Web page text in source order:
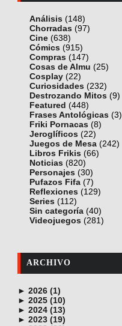
Análisis (148)
Chorradas (97)
Cine (638)
Cómics (915)
Compras (147)
Cosas de Almu (25)
Cosplay (22)
Curiosidades (232)
Destrozando Mitos (9)
Featured (448)
Frases Antológicas (3)
Friki Pornacas (8)
Jeroglíficos (22)
Juegos de Mesa (242)
Libros Frikis (66)
Noticias (820)
Personajes (30)
Pufazos Fifa (7)
Reflexiones (129)
Series (112)
Sin categoría (40)
Videojuegos (281)
ARCHIVO
► 2026 (1)
junio (1)
► 2025 (10)
noviembre (1)
octubre (1)
► 2024 (13)
diciembre (4)
► 2023 (19)